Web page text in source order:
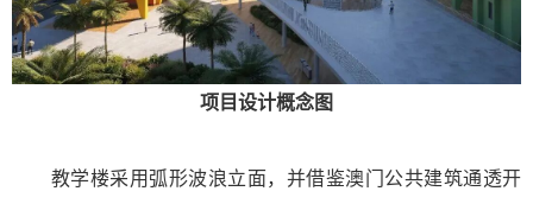
项目设计概念图
教学楼采用弧形波浪立面，并借鉴澳门公共建筑通透开